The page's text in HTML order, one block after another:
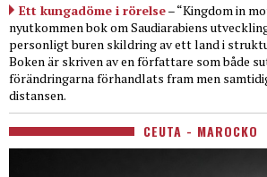
Ett kungadöme i rörelse– “Kingdom in
nyutkommen bok om Saudiarabiens
personligt buren skildring av ett land i
Boken är skriven av en författare som både
förändringarna förhandlats fram men
distansen.
CEUTA - MAROCKO